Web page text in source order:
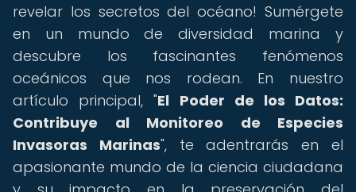
revelar los secretos del océano! Sumérgete
en un mundo de diversidad marina y
descubre los fascinantes fenómenos
oceánicos que nos rodean. En nuestro
artículo principal, "El Poder de los Datos:
Contribuye al Monitoreo de Especies
Invasoras Marinas", te adentrarás en el
apasionante mundo de la ciencia ciudadana